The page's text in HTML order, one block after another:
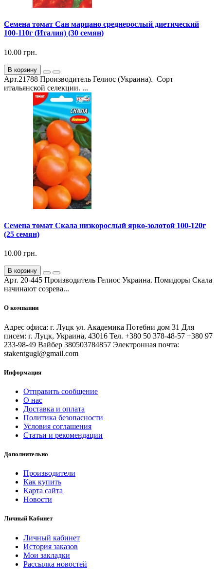
Семена томат Сан марцано среднерослый диетический
100-110г (Италия) (30 семян)
10.00 грн.
В корзину
Арт.21788 Производитель Гелиос (Украина). Сорт
итальянской селекции. ...
Семена томат Скала низкорослый ярко-золотой 100-120г
(25 семян)
10.00 грн.
В корзину
Арт. 20-445 Производитель Гелиос Украина. Помидоры Скала
начинают созрева...
О компании
Адрес офиса: г. Луцк ул. Академика Потебни дом 31 Для
писем: г. Луцк, Украина, 43016 Тел. +380 50 378-48-57 +380 97
233-98-49 Вайбер 380503784857 Электронная почта:
stakentgugl@gmail.com
Информация
Отправить сообщение
О нас
Доставка и оплата
Политика безопасности
Условия соглашения
Статьи и рекомендации
Дополнительно
Производители
Как купить
Карта сайта
Новости
Личный Кабинет
Личный кабинет
История заказов
Мои закладки
Рассылка новостей